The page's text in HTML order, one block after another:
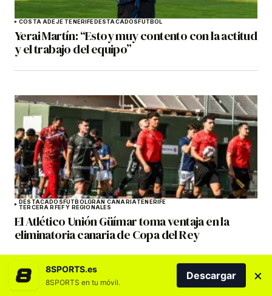
COSTA ADEJE TENERIFEDESTACADOSFÚTBOL
Yerai Martín: “Estoy muy contento con la actitud
y el trabajo del equipo”
DESTACADOSFÚTBOLGRAN CANARIATENERIFE
TERCERA RFEF Y REGIONALES
El Atlético Unión Güímar toma ventaja en la
eliminatoria canaria de Copa del Rey
8SPORTS.es
8SPORTS en tu móvil.
Descargar ×